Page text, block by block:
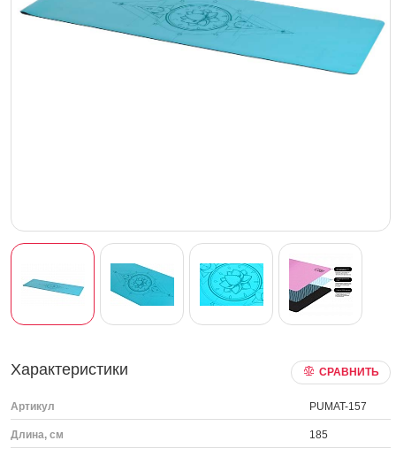
Характеристики СРАВНИТЬ
Артикул PUMAT-157
Длина, см 185